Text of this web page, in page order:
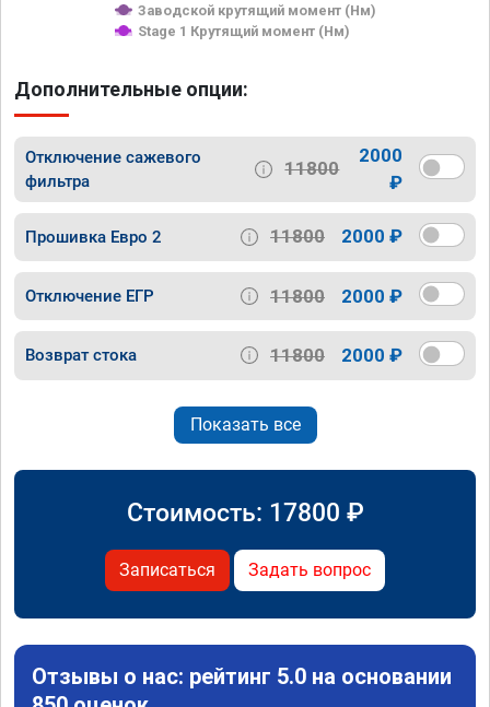
Заводской крутящий момент (Нм)
Stage 1 Крутящий момент (Нм)
Дополнительные опции:
Отключение сажевого
фильтра
11800
2000
₽
Прошивка Евро 2 11800 2000 ₽
Отключение ЕГР 11800 2000 ₽
Возврат стока 11800 2000 ₽
Показать все
Стоимость: 17800 ₽
Записаться Задать вопрос
Отзывы о нас: рейтинг 5.0 на основании